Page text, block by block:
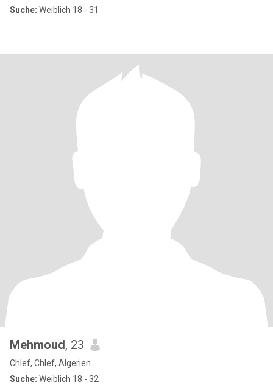
Suche: Weiblich 18 - 31
Mehmoud, 23
Chlef, Chlef, Algerien
Suche: Weiblich 18 - 32